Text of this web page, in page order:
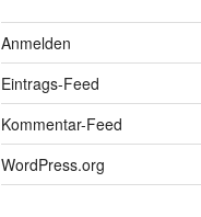
Anmelden
Eintrags-Feed
Kommentar-Feed
WordPress.org